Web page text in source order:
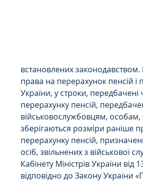
Сімейне ЄСПЛ Цивільне
встановлених
права на перерахунок пенсій і
України, у строки,
перерахунку пенсій,
військовослужбовцям,
зберігаються розміри раніше
перерахунку пенсій,
осіб, звільнених з військової
Кабінету Міністрів України
відповідно до Закону України